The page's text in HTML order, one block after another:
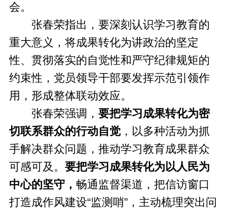
会。
张春荣指出，要深刻认识学习教育的
重大意义，将成果转化为讲政治的坚定
性、贯彻落实的自觉性和严守纪律规矩的
约束性，党员领导干部要发挥示范引领作
用，形成整体联动效应。
张春荣强调， 要把学习成果转化为密
切联系群众的行动自觉，以多种活动为抓
手解决群众问题，推动学习教育成果群众
可感可及。 要把学习成果转化为以人民为
中心的坚守， 畅通监督渠道，把信访窗口
打造成作风建设“监测哨”，主动梳理突出问